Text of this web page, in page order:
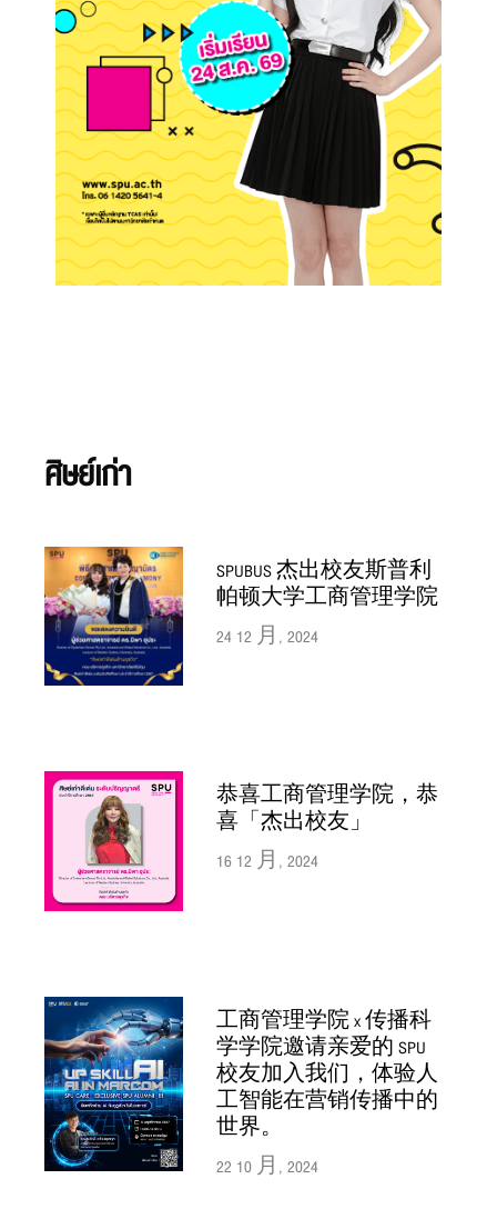
ศิษย์เก่า
SPUBUS 杰出校友斯普利
帕顿大学工商管理学院
24 12 月, 2024
恭喜工商管理学院，恭
喜「杰出校友」
16 12 月, 2024
工商管理学院 x 传播科
学学院邀请亲爱的 SPU
校友加入我们，体验人
工智能在营销传播中的
世界。
22 10 月, 2024